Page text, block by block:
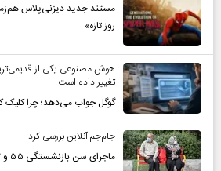
مستند جدید دیزنی‌پلاس
روز تازه»
هوش مصنوعی یکی از
تغییر داده است
گوگل جواب می‌دهد؛ چرا کلیک
جام‌جم آنلاین بررسی کرد
ماجرای سن بازنشستگی ۵۵ و ۶۲ ساله چیست؟